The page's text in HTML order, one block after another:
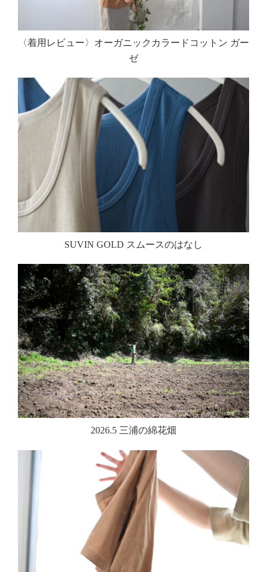
〈着用レビュー〉オーガニックカラードコットン ガー
ゼ
SUVIN GOLD スムースのはなし
2026.5 三浦の綿花畑